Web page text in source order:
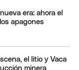
era: ahora el
apagones
el litio y Vaca
minera